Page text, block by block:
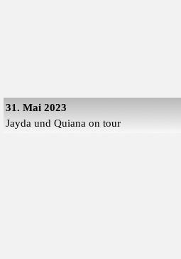
31. Mai 2023
Jayda und Quiana on tour